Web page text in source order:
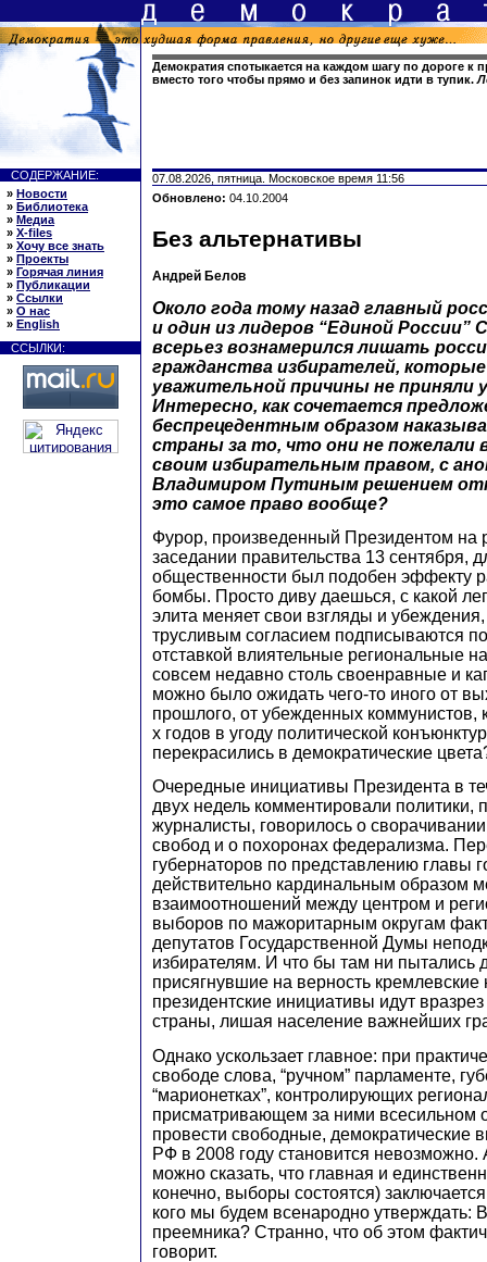
Демократия спотыкается на каждом шагу по дороге к
вместо того чтобы прямо и без запинок идти в тупик.
СОДЕРЖАНИЕ:
» Новости
» Библиотека
» Медиа
» X-files
» Хочу все знать
» Проекты
» Горячая линия
» Публикации
» Ссылки
» О нас
» English
ССЫЛКИ:
07.08.2026, пятница. Московское время 11:56
Обновлено: 04.10.2004
Без альтернативы
Андрей Белов
Около года тому назад главный
и один из лидеров “Единой России”
всерьез вознамерился лишать
гражданства избирателей,
уважительной причины не приняли
Интересно, как сочетается
беспрецедентным образом
страны за то, что они не пожелали
своим избирательным правом, с
Владимиром Путиным решением
это самое право вообще?
Фурор, произведенный Президентом на
заседании правительства 13 сентября,
общественности был подобен эффекту
бомбы. Просто диву даешься, с какой
элита меняет свои взгляды и
трусливым согласием подписываются
отставкой влиятельные региональные
совсем недавно столь своенравные и
можно было ожидать чего-то иного от
прошлого, от убежденных коммунистов,
х годов в угоду политической
перекрасились в демократические
Очередные инициативы Президента в
двух недель комментировали политики,
журналисты, говорилось о
свобод и о похоронах федерализма.
губернаторов по представлению главы
действительно кардинальным образом
взаимоотношений между центром и
выборов по мажоритарным округам
депутатов Государственной Думы
избирателям. И что бы там ни пытались
присягнувшие на верность
президентские инициативы идут
страны, лишая население важнейших
Однако ускользает главное: при
свободе слова, “ручном” парламенте,
“марионетках”, контролирующих
присматривающем за ними всесильном
провести свободные, демократические
РФ в 2008 году становится невозможно.
можно сказать, что главная и
конечно, выборы состоятся)
кого мы будем всенародно утверждать:
преемника? Странно, что об этом
говорит.